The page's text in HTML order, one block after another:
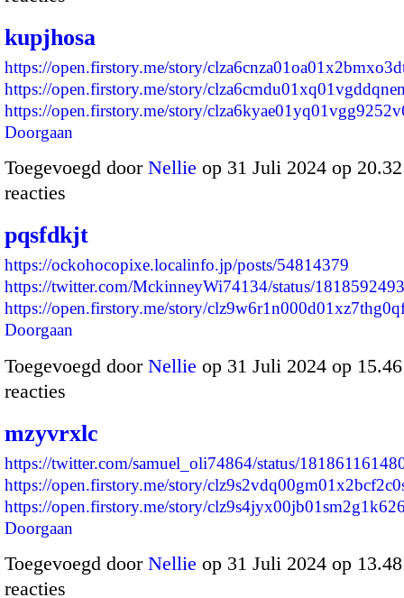
kupjhosa
https://open.firstory.me/story/
https://open.firstory.me/story/
https://open.firstory.me/story/
Doorgaan
Toegevoegd door Nellie op 31 Juli 2024 op
reacties
pqsfdkjt
https://ockohocopixe.localinfo.jp/posts/54814379
https://twitter.com/MckinneyWi74134/status/
https://open.firstory.me/story/
Doorgaan
Toegevoegd door Nellie op 31 Juli 2024 op
reacties
mzyvrxlc
https://twitter.com/samuel_oli74864/status/
https://open.firstory.me/story/
https://open.firstory.me/story/
Doorgaan
Toegevoegd door Nellie op 31 Juli 2024 op
reacties